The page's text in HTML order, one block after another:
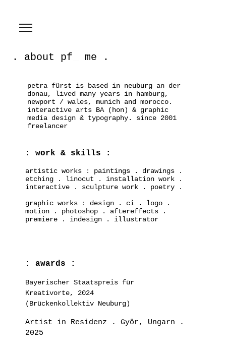
. about pf me .
petra fürst is based in neuburg an der
donau, lived many years in hamburg,
newport / wales, munich and morocco.
interactive arts BA (hon) & graphic
media design & typography.
since 2001
freelancer
: work & skills :
artistic works : paintings . drawings .
etching . linocut . installation work .
interactive . sculpture work . poetry .
graphic works : design . ci . logo .
motion . photoshop . aftereffects .
premiere . indesign . illustrator
: awards :
Bayerischer Staatspreis für
Kreativorte, 2024
(Brückenkollektiv Neuburg)
Artist in Residenz . Györ, Ungarn .
2025